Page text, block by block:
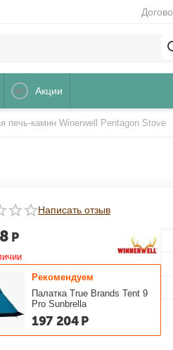
Акции
печь-камин Winerwell Pentagon Stove
Написать отзыв
Р
Рекомендуем
Палатка True Brands Tent 9
Pro Sunbrella
197 204 Р